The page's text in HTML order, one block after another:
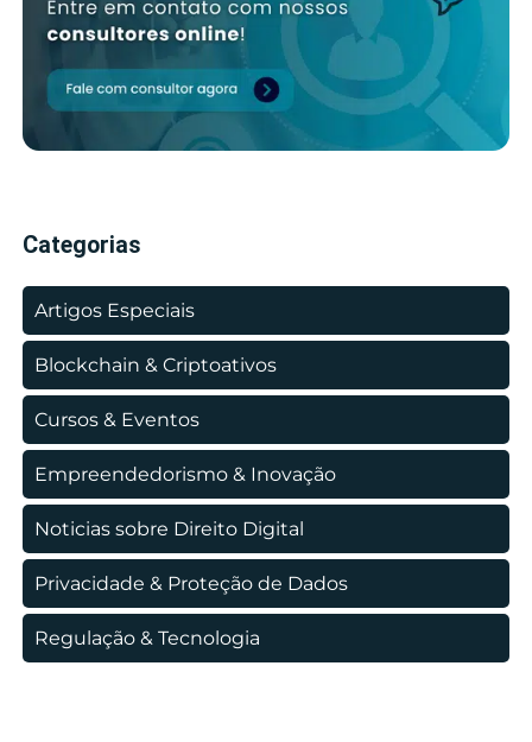
Categorias
Artigos Especiais
Blockchain & Criptoativos
Cursos & Eventos
Empreendedorismo & Inovação
Noticias sobre Direito Digital
Privacidade & Proteção de Dados
Regulação & Tecnologia